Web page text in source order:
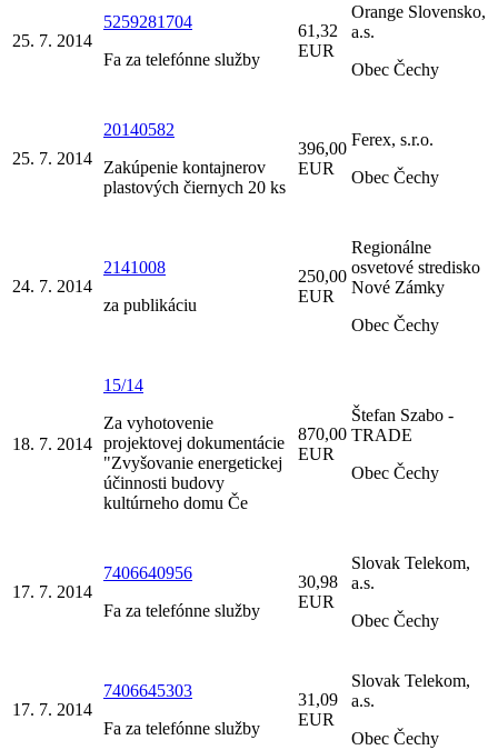
25. 7. 2014
5259281704
Fa za telefónne služby
61,32
EUR
Orange Slovensko,
a.s.
Obec Čechy
25. 7. 2014
20140582
Zakúpenie kontajnerov
plastových čiernych 20 ks
396,00
EUR
Ferex, s.r.o.
Obec Čechy
24. 7. 2014
2141008
za publikáciu
250,00
EUR
Regionálne
osvetové stredisko
Nové Zámky
Obec Čechy
18. 7. 2014
15/14
Za vyhotovenie
projektovej dokumentácie
"Zvyšovanie energetickej
účinnosti budovy
kultúrneho domu Če
870,00
EUR
Štefan Szabo -
TRADE
Obec Čechy
17. 7. 2014
7406640956
Fa za telefónne služby
30,98
EUR
Slovak Telekom,
a.s.
Obec Čechy
17. 7. 2014
7406645303
Fa za telefónne služby
31,09
EUR
Slovak Telekom,
a.s.
Obec Čechy